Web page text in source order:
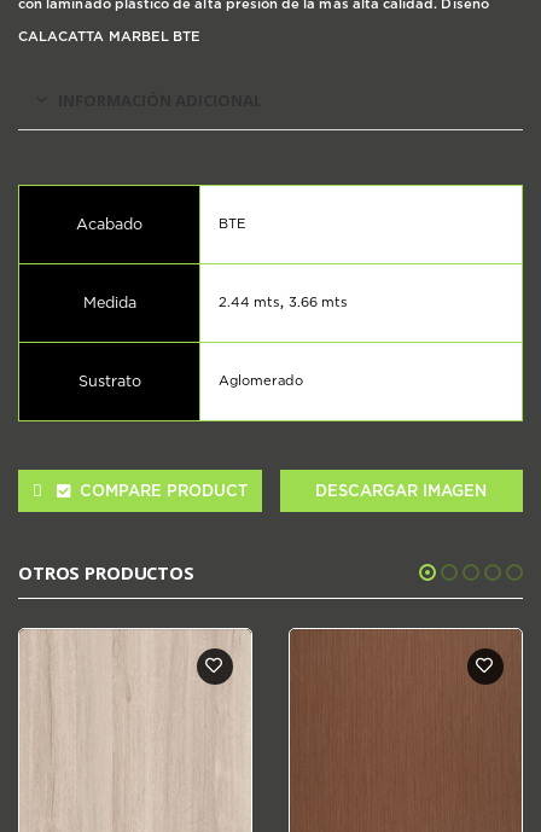
con laminado plástico de alta presión de la más alta calidad. Diseño
CALACATTA MARBEL BTE
Acabado BTE
Medida 2.44 mts, 3.66 mts
Sustrato Aglomerado
COMPARE PRODUCT DESCARGAR IMAGEN
OTROS PRODUCTOS